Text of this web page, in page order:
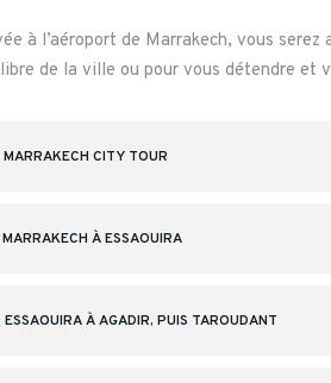
à l’aéroport de Marrakech, vous
de la ville ou pour vous détendre et
MARRAKECH CITY TOUR
MARRAKECH À ESSAOUIRA
ESSAOUIRA À AGADIR, PUIS TAROUDANT